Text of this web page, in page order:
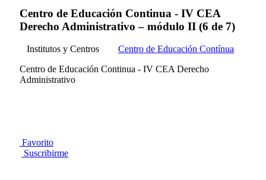
Centro de Educación Continua - IV CEA
Derecho Administrativo – módulo II (6 de 7)
Institutos y Centros
Centro de Educación Contínua
Centro de Educación Continua - IV CEA Derecho
Administrativo
Favorito
Suscribirme